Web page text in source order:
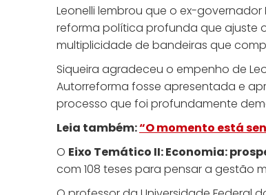
Leonelli lembrou que o ex-governador
reforma política profunda que ajuste
multiplicidade de bandeiras que
Siqueira agradeceu o empenho de
Autorreforma fosse apresentada e
processo que foi profundamente
Leia também:“O momento está
O Eixo Temático II: Economia:
com 108 teses para pensar a gestão